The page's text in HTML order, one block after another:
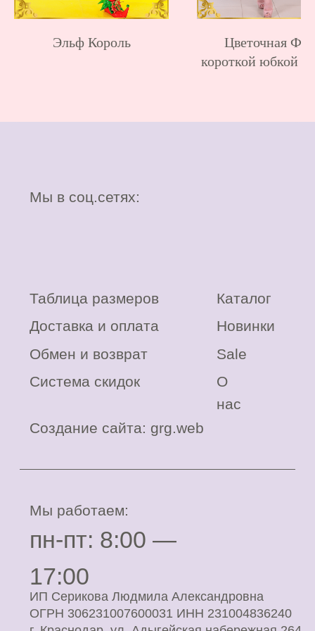
Эльф Король
Цветочная
короткой юбкой